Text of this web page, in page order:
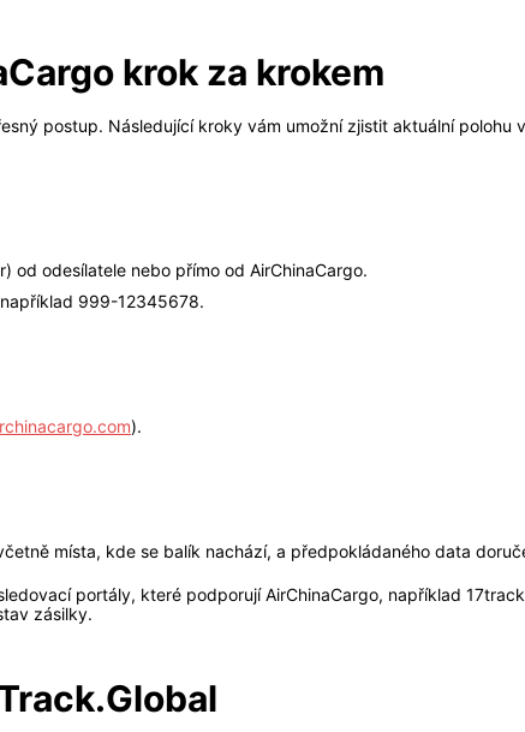
krok za krokem
postup. Následující kroky vám umožní zjistit aktuální polohu
od odesílatele nebo přímo od AirChinaCargo.
999-12345678.
).
místa, kde se balík nachází, a předpokládaného data
portály, které podporují AirChinaCargo, například
zásilky.